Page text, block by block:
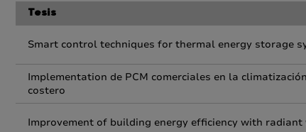
Tesis
Smart control techniques for thermal energy storage
Implementation de PCM comerciales en la
costero
Improvement of building energy efficiency with